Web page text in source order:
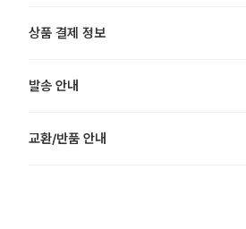
상품 결제 정보
발송 안내
교환/반품 안내